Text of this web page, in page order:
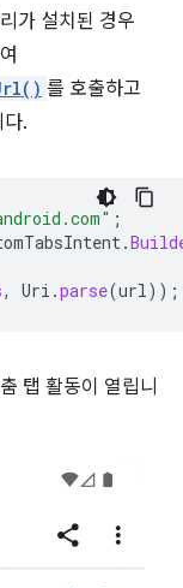
가 설치된 경우
를 호출하고
.
;
.
, Uri .parse(url));
탭 활동이 열립니